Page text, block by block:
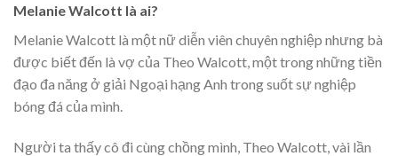
Melanie Walcott là ai?
Melanie Walcott là một nữ diễn viên chuyên nghiệp nhưng bà
được biết đến là vợ của Theo Walcott, một trong những tiền
đạo đa năng ở giải Ngoại hạng Anh trong suốt sự nghiệp
bóng đá của mình.
Người ta thấy cô đi cùng chồng mình, Theo Walcott, vài lần